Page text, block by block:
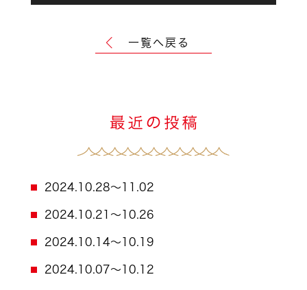
一覧へ戻る
2024.10.28～11.02
2024.10.21～10.26
2024.10.14～10.19
2024.10.07～10.12